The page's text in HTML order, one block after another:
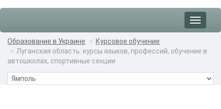
Toggle
Образование в Украине
Курсовое обучение
Луганская область: курсы языков, профессий, обучение в
автошколах, спортивные секции